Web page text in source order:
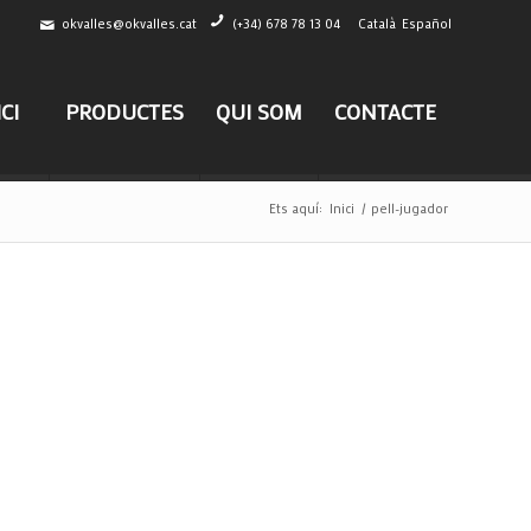
Català Español
okvalles@okvalles.cat (+34) 678 78 13 04
PRODUCTES QUI SOM CONTACTE
Ets aquí: Inici / pell-jugador